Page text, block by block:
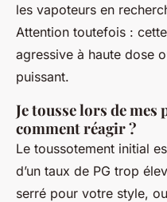
les vapoteurs en
Attention toutefois :
agressive à haute dose
puissant.
Je tousse lors de mes
comment réagir ?
Le toussotement initial
d’un taux de PG trop
serré pour votre style,